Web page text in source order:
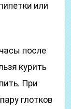
или
после
курить
При
глотков